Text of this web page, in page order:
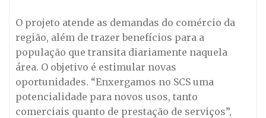
O projeto atende as demandas do comércio da
região, além de trazer benefícios para a
população que transita diariamente naquela
área. O objetivo é estimular novas
oportunidades. “Enxergamos no SCS uma
potencialidade para novos usos, tanto
comerciais quanto de prestação de serviços”,